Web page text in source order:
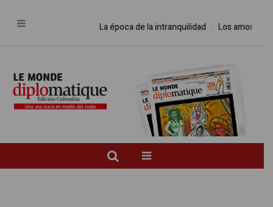
La época de la intranquilidad Los amos del mundo